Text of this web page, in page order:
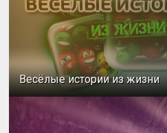
Весёлые истории из жизни